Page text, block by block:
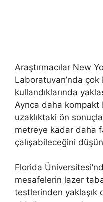
Araştırmacılar New
Laboratuvarı’nda
kullandıklarında
Ayrıca daha
uzaklıktaki ön
metreye kadar daha
çalışabileceğini
Florida
mesafelerin lazer
testlerinden yaklaşık